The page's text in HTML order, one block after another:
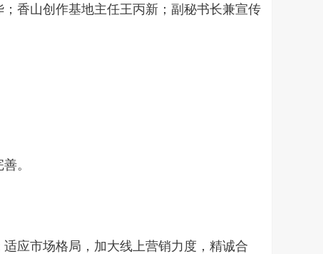
香山创作基地主任王丙新；副秘书长兼宣传
。
应市场格局，加大线上营销力度，精诚合